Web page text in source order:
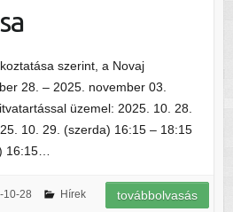
szerint, a Novaj
28. – 2025. november 03.
üzemel: 2025. 10. 28.
10. 29. (szerda) 16:15 – 18:15
16:15…
10-28 Hírek továbbolvasás